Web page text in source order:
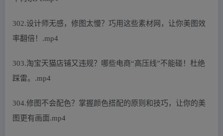
302.设计师无感，修图太慢？巧用这些素材网，让你美图效
率翻倍！.mp4
303.淘宝天猫店铺又违规？哪些电商“高压线”不能碰！杜绝
踩雷。.mp4
304.修图不会配色？掌握颜色搭配的原则和技巧，让你的美
图更有画面.mp4